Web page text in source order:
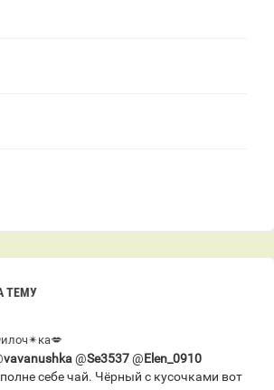
ТЕМУ
vavanushka@Se3537@Elen_0910
себе чай. Чёрный с кусочками вот